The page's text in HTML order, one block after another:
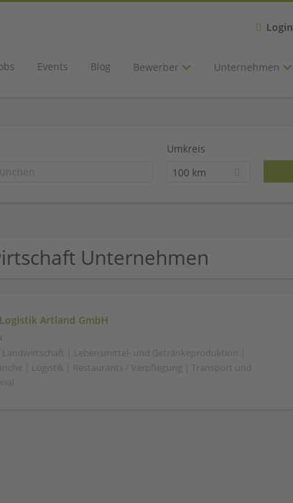
Login
Events Blog Bewerber Unternehmen
Umkreis
100 km
Unternehmen
Artland GmbH
| Lebensmittel- und Getränkeproduktion |
| Logistik | Restaurants / Verpflegung | Transport und